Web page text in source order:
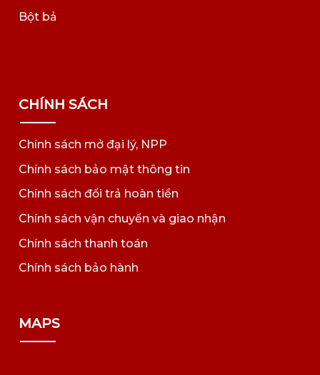
Bột bả
CHÍNH SÁCH
Chính sách mở đại lý, NPP
Chính sách bảo mật thông tin
Chính sách đổi trả hoàn tiền
Chính sách vận chuyển và giao nhận
Chính sách thanh toán
Chính sách bảo hành
MAPS